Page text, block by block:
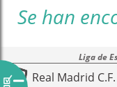
Se han
Liga de
Real Madrid